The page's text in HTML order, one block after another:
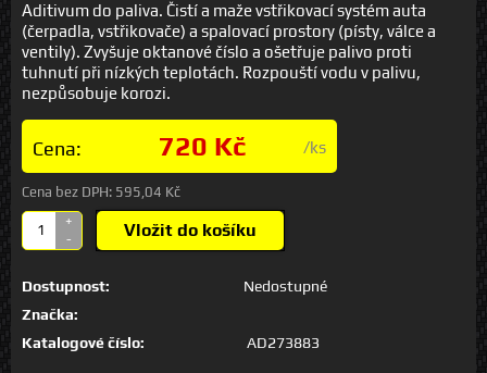
Aditivum do paliva. Čistí a maže vstřikovací systém auta
(čerpadla, vstřikovače) a spalovací prostory (písty, válce a
ventily). Zvyšuje oktanové číslo a ošetřuje palivo proti
tuhnutí při nízkých teplotách. Rozpouští vodu v palivu,
nezpůsobuje korozi.
Cena: 720 Kč /ks
Cena bez DPH: 595,04 Kč
+
-
Vložit do košíku
Dostupnost:
Nedostupné
Značka:
Katalogové číslo:
AD273883